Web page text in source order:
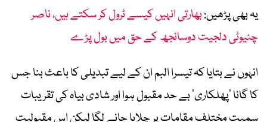
یہ بھی پڑھیں:بھارتی انہیں کیسے ٹرول کر سکتے ہیں، ناصر
چنیوٹی دلجیت دوسانجھ کے حق میں بول پڑے
انہوں نے بتایا کہ تیسرا البم ان کے لیے تبدیلی کا باعث بنا جس
کا گانا ’پھلکاری‘ بے حد مقبول ہوا اور شادی بیاہ کی تقریبات